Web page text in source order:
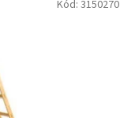
Kód: 3150270